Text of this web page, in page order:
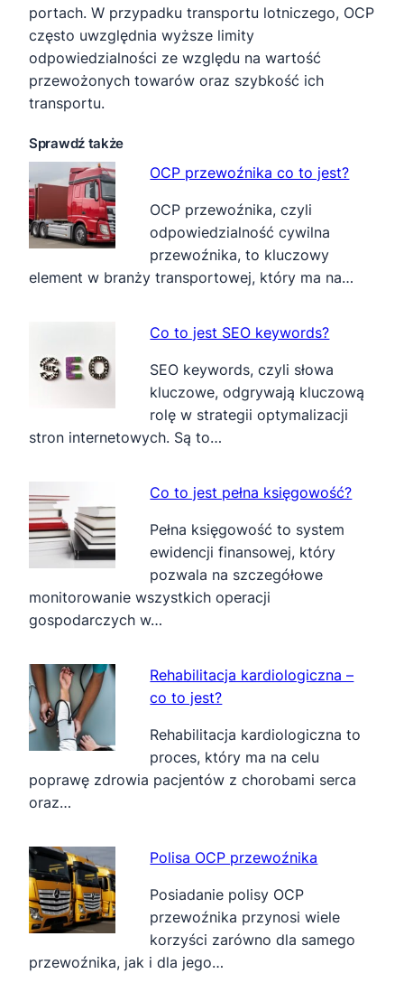
portach. W przypadku transportu lotniczego, OCP
często uwzględnia wyższe limity
odpowiedzialności ze względu na wartość
przewożonych towarów oraz szybkość ich
transportu.
Sprawdź także
OCP przewoźnika co to jest?
OCP przewoźnika, czyli
odpowiedzialność cywilna
przewoźnika, to kluczowy
element w branży transportowej, który ma na…
Co to jest SEO keywords?
SEO keywords, czyli słowa
kluczowe, odgrywają kluczową
rolę w strategii optymalizacji
stron internetowych. Są to…
Co to jest pełna księgowość?
Pełna księgowość to system
ewidencji finansowej, który
pozwala na szczegółowe
monitorowanie wszystkich operacji
gospodarczych w…
Rehabilitacja kardiologiczna –
co to jest?
Rehabilitacja kardiologiczna to
proces, który ma na celu
poprawę zdrowia pacjentów z chorobami serca
oraz…
Polisa OCP przewoźnika
Posiadanie polisy OCP
przewoźnika przynosi wiele
korzyści zarówno dla samego
przewoźnika, jak i dla jego…